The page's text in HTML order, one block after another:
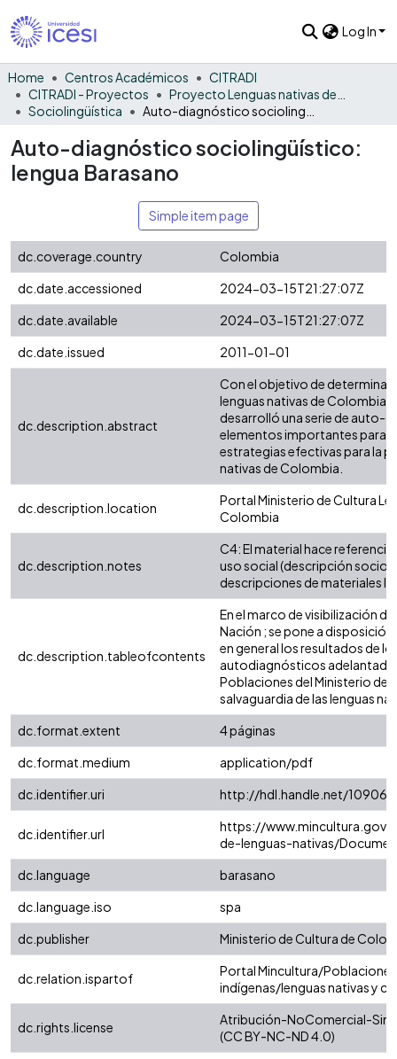
Log In
Home Centros Académicos
CITRADI
CITRADI - Proyectos
Sociolingüística
Auto-diagnóstico sociolingüístico:
lengua Barasano
Simple item page
dc.coverage.country
Colombia
dc.date.accessioned
2024-03-15T21:27:07Z
dc.date.available
2024-03-15T21:27:07Z
dc.date.issued
2011-01-01
dc.description.abstract
Con el objetivo de determinar
lenguas nativas de Colombia,
desarrolló una serie de auto-
elementos importantes para
estrategias​​ efectivas para la
nativas de Colombia.
dc.description.location
Portal Ministerio de Cultura
Colombia
dc.description.notes
C4: El material hace referencia
uso social (descripción
descripciones de materiales
dc.description.tableofcontents
En el marco de visibilización
Nación ; se pone a
en general los resultados de
autodiagnósticos
Poblaciones del Ministerio de
salvaguardia de las lenguas
dc.format.extent
4 páginas
dc.format.medium
application/pdf
dc.identifier.uri
http://hdl.handle.net/10906/
dc.identifier.url
https://
de-lenguas-nativas/
dc.language
barasano
dc.language.iso
spa
dc.publisher
Ministerio de Cultura de
dc.relation.ispartof
Portal Mincultura/
indígenas/lenguas nativas y
dc.rights.license
Atribución-NoComercial-
(CC BY-NC-ND 4.0)